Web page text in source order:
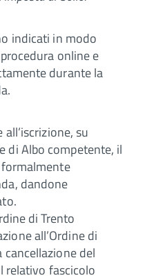
indicati in modo
online e
durante la
su
di Albo competente, il
dandone
di Trento
all’Ordine di
cancellazione del
relativo fascicolo